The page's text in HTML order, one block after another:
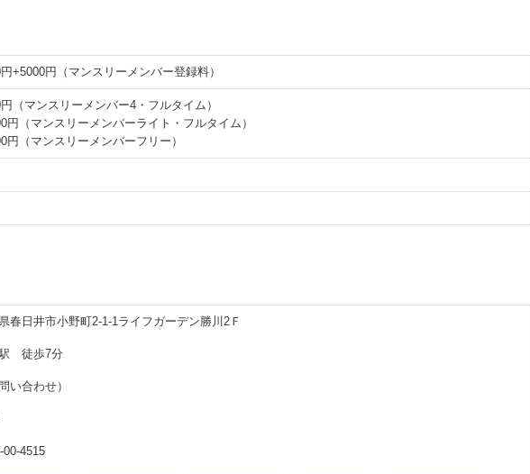
+5000円（マンスリーメンバー登録料）
（マンスリーメンバー4・フルタイム）
円（マンスリーメンバーライト・フルタイム）
円（マンスリーメンバーフリー）
春日井市小野町2-1-1ライフガーデン勝川2Ｆ
徒歩7分
い合わせ）
00-4515